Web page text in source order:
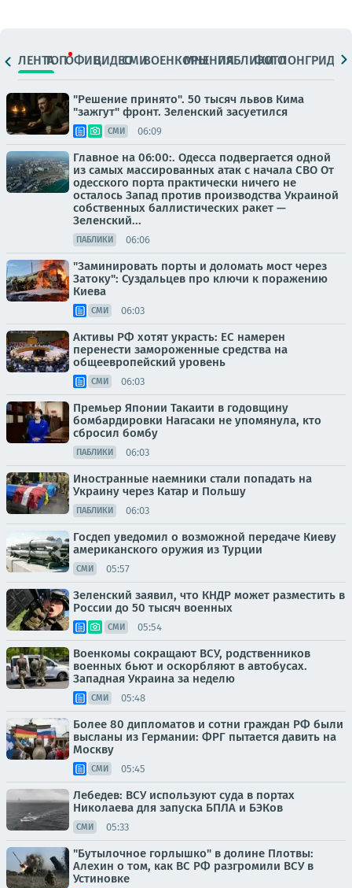
ЛЕНТАТОПОФИЦ.ВИДЕОСМИВОЕНКОРЫМНЕНИЯПАБЛИКИ
ФОТОЛОНГРИДЫ
"Решение принято". 50 тысяч львов Кима
"зажгут" фронт. Зеленский засуетился
СМИ 06:09
Главное на 06:00:. Одесса подвергается одной
из самых массированных атак с начала СВО От
одесского порта практически ничего не
осталось Запад против производства Украиной
собственных баллистических ракет —
Зеленский...
ПАБЛИКИ 06:06
"Заминировать порты и доломать мост через
Затоку": Суздальцев про ключи к поражению
Киева
СМИ 06:03
Активы РФ хотят украсть: ЕС намерен
перенести замороженные средства на
общеевропейский уровень
СМИ 06:03
Премьер Японии Такаити в годовщину
бомбардировки Нагасаки не упомянула, кто
сбросил бомбу
ПАБЛИКИ 06:03
Иностранные наемники стали попадать на
Украину через Катар и Польшу
ПАБЛИКИ 06:03
Госдеп уведомил о возможной передаче Киеву
американского оружия из Турции
СМИ 05:57
Зеленский заявил, что КНДР может разместить в
России до 50 тысяч военных
СМИ 05:54
Военкомы сокращают ВСУ, родственников
военных бьют и оскорбляют в автобусах.
Западная Украина за неделю
СМИ 05:48
Более 80 дипломатов и сотни граждан РФ были
высланы из Германии: ФРГ пытается давить на
Москву
СМИ 05:45
Лебедев: ВСУ используют суда в портах
Николаева для запуска БПЛА и БЭКов
СМИ 05:33
"Бутылочное горлышко" в долине Плотвы:
Алехин о том, как ВС РФ разгромили ВСУ в
Устиновке